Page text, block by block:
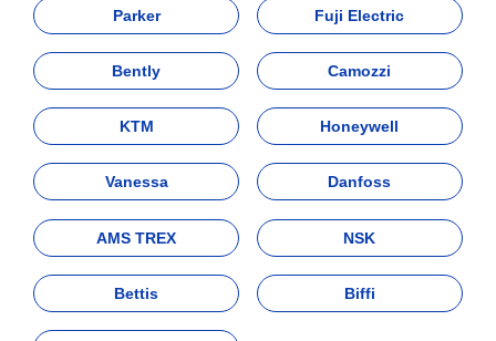
Parker Fuji Electric
Bently Camozzi
KTM Honeywell
Vanessa Danfoss
AMS TREX NSK
Bettis Biffi